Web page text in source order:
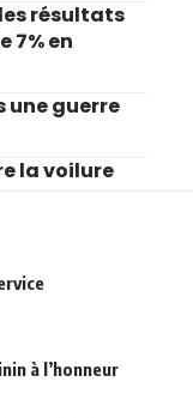
résultats
7% en
une guerre
la voilure
à l’honneur